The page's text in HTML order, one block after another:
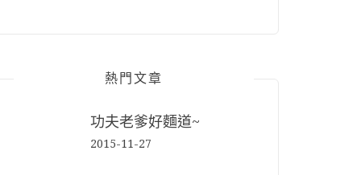
熱門文章
功夫老爹好麵道~
2015-11-27